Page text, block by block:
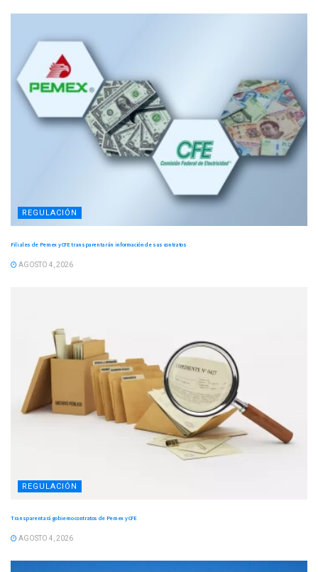
REGULACIÓN
Filiales de Pemex y CFE transparentarán información de sus contratos
AGOSTO 4, 2026
REGULACIÓN
Transparentará gobierno contratos de Pemex y CFE
AGOSTO 4, 2026